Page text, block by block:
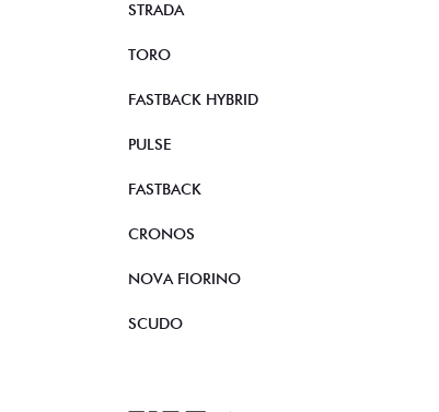
STRADA
TORO
FASTBACK HYBRID
PULSE
FASTBACK
CRONOS
NOVA FIORINO
SCUDO